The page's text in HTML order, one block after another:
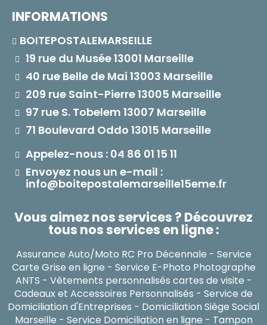
INFORMATIONS
BOITEPOSTALEMARSEILLE
19 rue du Musée 13001 Marseille
40 rue Belle de Mai 13003 Marseille
209 rue Saint-Pierre 13005 Marseille
97 rue S. Tobelem 13007 Marseille
71 Boulevard Oddo 13015 Marseille
Appelez-nous : 04 86 01 15 11
Envoyez nous un e-mail :
info@boitepostalemarseille15eme.fr
Vous aimez nos services ? Découvrez
tous nos services en ligne :
Assurance Auto/Moto RC Pro Décennale - Service
Carte Grise en ligne - Service E-Photo Photographe
ANTS - Vêtements personnalisés cartes de visite -
Cadeaux et Accessoires Personnalisés - Service de
Domiciliation d'Entreprises - Domiciliation Siège Social
Marseille - Service Domiciliation en ligne - Tampon